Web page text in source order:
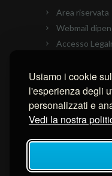
Usiamo i cookie
l'esperienza degli
personalizzati e
Vedi la nostra
Area riservata
Webmail
Accesso
Connessione
Connessione
Connessione
NEWSLETTER
Inserisci la tua